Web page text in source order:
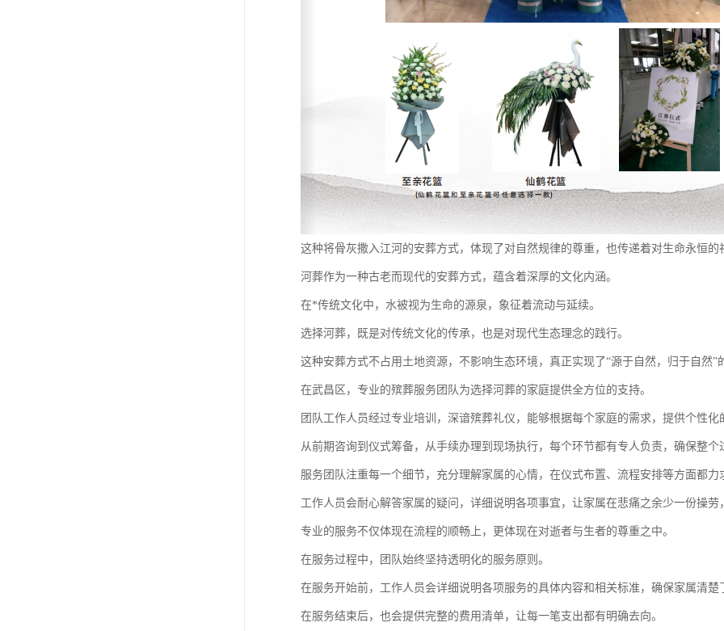
这种将骨灰撒入江河的安葬方式，体现了对自然规律的尊重，也传递着对生命永恒的
河葬作为一种古老而现代的安葬方式，蕴含着深厚的文化内涵。
在*传统文化中，水被视为生命的源泉，象征着流动与延续。
选择河葬，既是对传统文化的传承，也是对现代生态理念的践行。
这种安葬方式不占用土地资源，不影响生态环境，真正实现了“源于自然，归于自然”
在武昌区，专业的殡葬服务团队为选择河葬的家庭提供全方位的支持。
团队工作人员经过专业培训，深谙殡葬礼仪，能够根据每个家庭的需求，提供个性化
从前期咨询到仪式筹备，从手续办理到现场执行，每个环节都有专人负责，确保整个
服务团队注重每一个细节，充分理解家属的心情，在仪式布置、流程安排等方面都力
工作人员会耐心解答家属的疑问，详细说明各项事宜，让家属在悲痛之余少一份操劳
专业的服务不仅体现在流程的顺畅上，更体现在对逝者与生者的尊重之中。
在服务过程中，团队始终坚持透明化的服务原则。
在服务开始前，工作人员会详细说明各项服务的具体内容和相关标准，确保家属清楚
在服务结束后，也会提供完整的费用清单，让每一笔支出都有明确去向。